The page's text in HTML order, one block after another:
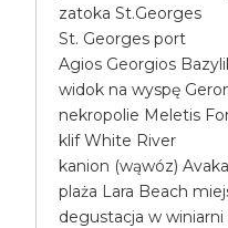
zatoka St.Georges
St. Georges port
Agios Georgios
widok na wyspę
nekropolie Meletis
klif White River
kanion (wąwóz)
plaża Lara Beach
degustacja w winiarni